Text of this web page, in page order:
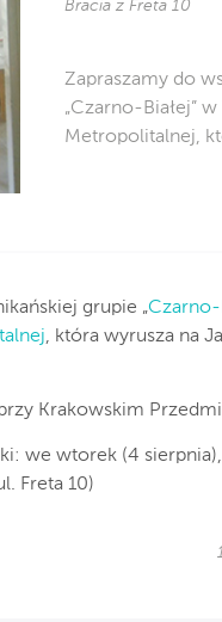
Bracia z Freta 10
Zapraszamy do
„Czarno-Białej”
Metropolitalnej,
grupie „Czarno-
, która wyrusza na
Krakowskim
we wtorek (4
Freta 10)